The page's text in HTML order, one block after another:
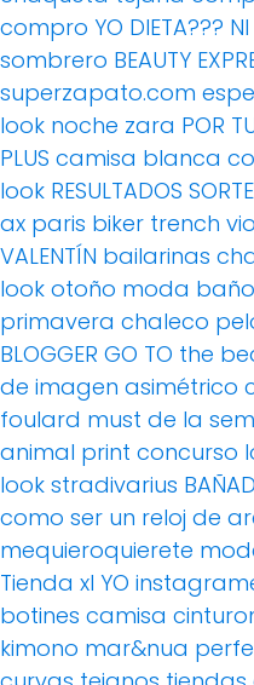
compro YO DIETA???
sombrero BEAUTY
superzapato.com
look noche zara POR
PLUS camisa blanca
look RESULTADOS
ax paris biker trench
VALENTÍN bailarinas
look otoño moda baño
primavera chaleco
BLOGGER GO TO the
de imagen asimétrico
foulard must de la
animal print concurso
look stradivarius
como ser un reloj de
mequieroquierete
Tienda xl YO
botines camisa
kimono mar&nua